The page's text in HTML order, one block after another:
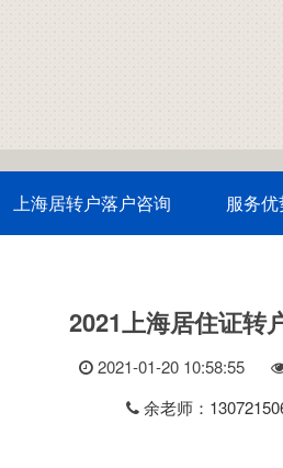
上海居转户落户咨询 服务
2021上海居住证转
2021-01-20 10:58:55
余老师：